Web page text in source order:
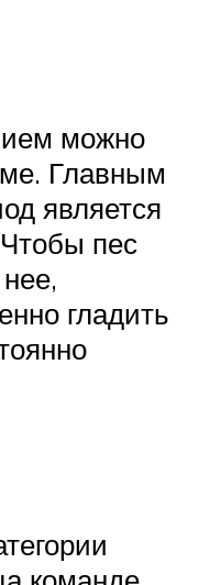
можно
Главным
является
пес
гладить